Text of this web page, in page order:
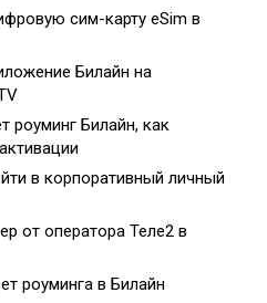
сим-карту eSim в
Билайн на
роуминг Билайн, как
в корпоративный личный
от оператора Теле2 в
роуминга в Билайн